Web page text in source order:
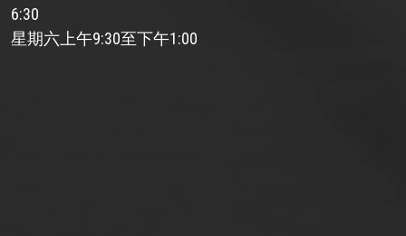
6:30
星期六上午9:30至下午1:00